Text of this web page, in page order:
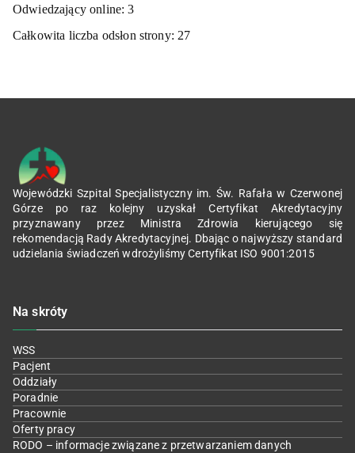
Odwiedzający online:3
Całkowita liczba odsłon strony: 27
Wojewódzki Szpital Specjalistyczny im. Św. Rafała w Czerwonej
Górze po raz kolejny uzyskał Certyfikat Akredytacyjny
przyznawany przez Ministra Zdrowia kierującego się
rekomendacją Rady Akredytacyjnej. Dbając o najwyższy standard
udzielania świadczeń wdrożyliśmy Certyfikat ISO 9001:2015
Na skróty
WSS
Pacjent
Oddziały
Poradnie
Pracownie
Oferty pracy
RODO – informacje związane z przetwarzaniem danych